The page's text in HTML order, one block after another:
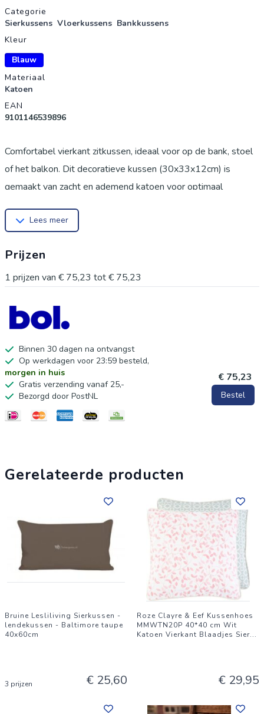
Productgegevens
Categorie
Sierkussens Vloerkussens Bankkussens
Kleur
Blauw
Materiaal
Katoen
EAN
9101146539896
Comfortabel vierkant zitkussen, ideaal voor op de bank, stoel
of het balkon. Dit decoratieve kussen (30x33x12cm) is
gemaakt van zacht en ademend katoen voor optimaal
past bij diverse interieurstijlen. Zeer veelzijdig te gebruiken als
Handwas (maximaal 40°C). Niet bleken, niet in de droger, niet
strijken en niet chemisch reinigen.
Lees meer
Prijzen
1 prijzen van € 75,23 tot€ 75,23
Binnen 30 dagen na ontvangst
Op werkdagen voor 23:59 besteld,
morgen in huis
Gratis verzending vanaf 25,-
Bezorgd door PostNL
€ 75,23
Bestel
Gerelateerde producten
Bruine Lesliliving Sierkussen -
lendekussen - Baltimore taupe
40x60cm
3 prijzen € 25,60
Roze Clayre & Eef Kussenhoes
MMWTN20P 40*40 cm Wit
Katoen Vierkant Blaadjes Sier...
€ 29,95